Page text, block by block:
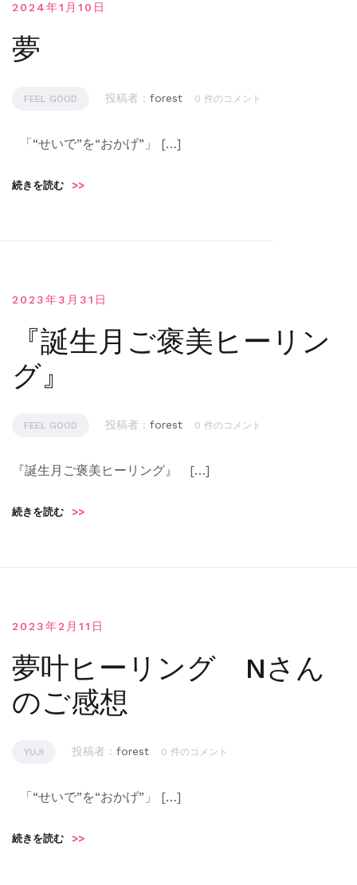
2024年1月10日
夢
FEEL GOOD 投稿者 : forest 0 件のコメント
「“せいで”を“おかげ”」 […]
続きを読む >>
2023年3月31日
『誕生月ご褒美ヒーリン
グ』
FEEL GOOD 投稿者 : forest 0 件のコメント
『誕生月ご褒美ヒーリング』 […]
続きを読む >>
2023年2月11日
夢叶ヒーリング Nさん
のご感想
YUJI 投稿者 : forest 0 件のコメント
「“せいで”を“おかげ”」 […]
続きを読む >>